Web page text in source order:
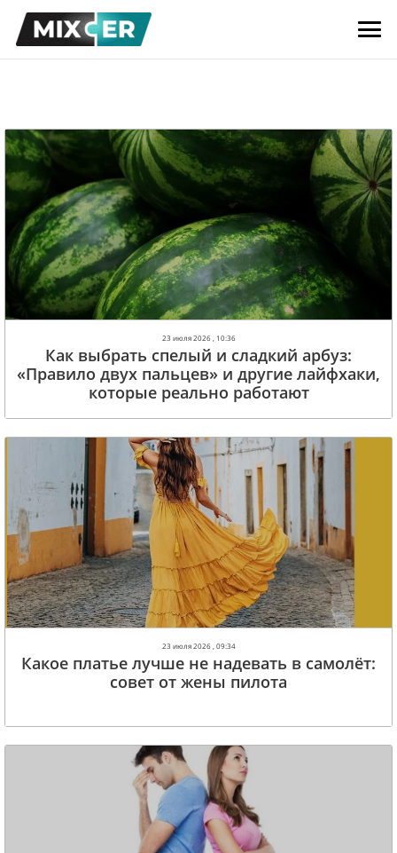
23 июля 2026 , 10:36
Как выбрать спелый и сладкий арбуз:
«Правило двух пальцев» и другие лайфхаки,
которые реально работают
23 июля 2026 , 09:34
Какое платье лучше не надевать в самолёт:
cовет от жены пилота